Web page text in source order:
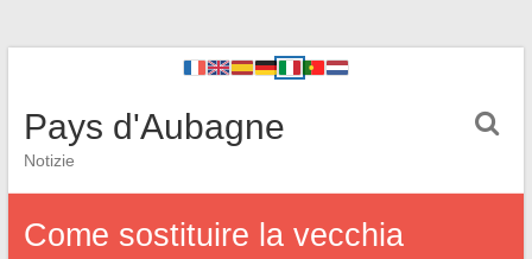
Pays d'Aubagne
Notizie
Come sostituire la vecchia